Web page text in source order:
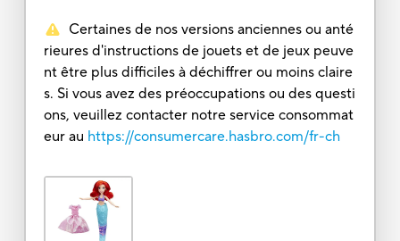
Certaines de nos versions anciennes ou anté
rieures d'instructions de jouets et de jeux peuve
nt être plus difficiles à déchiffrer ou moins claire
s. Si vous avez des préoccupations ou des questi
ons, veuillez contacter notre service consommat
eur au https://consumercare.hasbro.com/fr-ch